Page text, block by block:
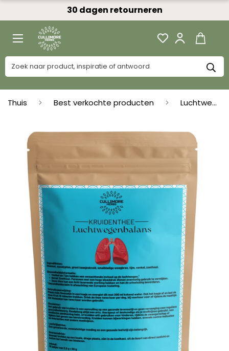
30 dagen retourneren
Thuis Best verkochte producten Luchtwegenbalans